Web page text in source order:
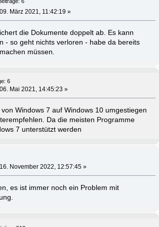
09. März 2021, 11:42:19 »
die Dokumente doppelt ab. Es kann
- so geht nichts verloren - habe da bereits
müssen.
6
06. Mai 2021, 14:45:23 »
Windows 7 auf Windows 10 umgestiegen
Da die meisten Programme
7 unterstützt werden
16. November 2022, 12:57:45 »
es ist immer noch ein Problem mit